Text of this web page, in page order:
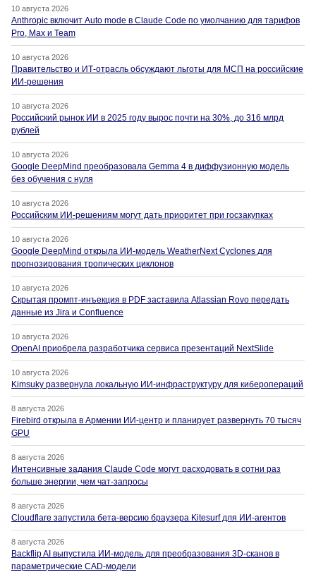
10 августа 2026
Anthropic включит Auto mode в Claude Code по умолчанию для тарифов
Pro, Max и Team
10 августа 2026
Правительство и ИТ-отрасль обсуждают льготы для МСП на российские
ИИ-решения
10 августа 2026
Российский рынок ИИ в 2025 году вырос почти на 30%, до 316 млрд
рублей
10 августа 2026
Google DeepMind преобразовала Gemma 4 в диффузионную модель
без обучения с нуля
10 августа 2026
Российским ИИ-решениям могут дать приоритет при госзакупках
10 августа 2026
Google DeepMind открыла ИИ-модель WeatherNext Cyclones для
прогнозирования тропических циклонов
10 августа 2026
Скрытая промпт-инъекция в PDF заставила Atlassian Rovo передать
данные из Jira и Confluence
10 августа 2026
OpenAI приобрела разработчика сервиса презентаций NextSlide
10 августа 2026
Kimsuky развернула локальную ИИ-инфраструктуру для киберопераций
8 августа 2026
Firebird открыла в Армении ИИ-центр и планирует развернуть 70 тысяч
GPU
8 августа 2026
Интенсивные задания Claude Code могут расходовать в сотни раз
больше энергии, чем чат-запросы
8 августа 2026
Cloudflare запустила бета-версию браузера Kitesurf для ИИ-агентов
8 августа 2026
Backflip AI выпустила ИИ-модель для преобразования 3D-сканов в
параметрические CAD-модели